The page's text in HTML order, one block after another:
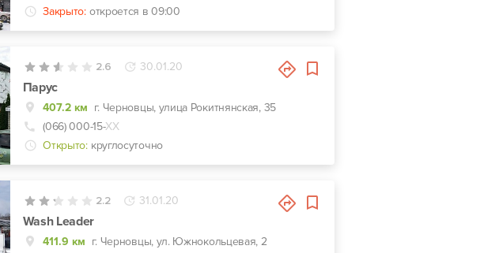
Закрыто: откроется в 09:00
2.6 30.01.20
Парус
407.2 км г. Черновцы, улица Рокитнянская, 35
(066) 000-15-ХХ
Открыто: круглосуточно
2.2 31.01.20
Wash Leader
411.9 км г. Черновцы, ул. Южнокольцевая, 2